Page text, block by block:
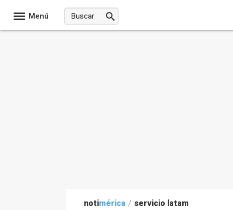
Menú
notimérica / servicio latam